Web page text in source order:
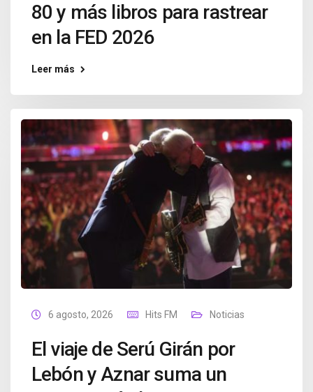
80 y más libros para rastrear
en la FED 2026
Leer más
6 agosto, 2026 Hits FM Noticias
El viaje de Serú Girán por
Lebón y Aznar suma un